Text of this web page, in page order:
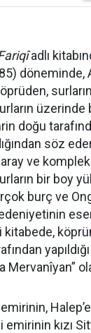
adlı
döneminde,
üzerinde
doğu
söz
ve
bir boy
burç ve
kitabede,
kızı